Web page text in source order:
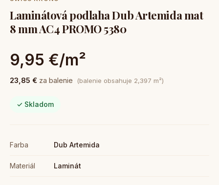
Laminátová podlaha Dub Artemida mat
8 mm AC4 PROMO 5380
9,95 €/m²
23,85 € za balenie (balenie obsahuje 2,397 m²)
✓ Skladom
Farba Dub Artemida
Materiál Laminát